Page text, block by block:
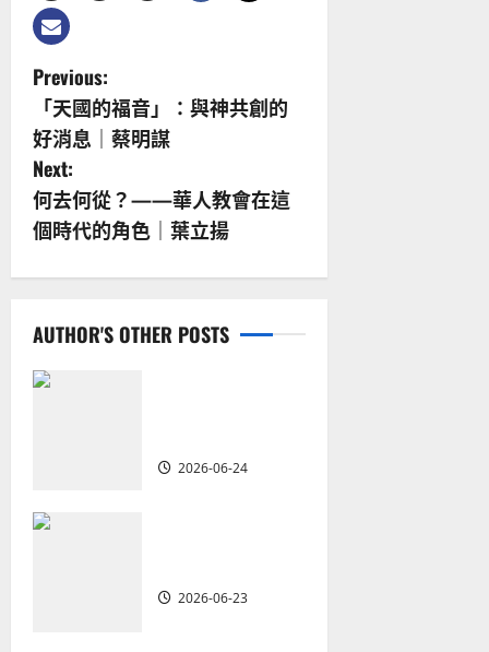
P
o
s
t
n
v
i
t
Previous:
「天國的福音」：與神共創的
好消息｜蔡明謀
Next:
何去何從？——華人教會在這
個時代的角色｜葉立揚
AUTHOR'S OTHER POSTS
2026-06-24
2026-06-23